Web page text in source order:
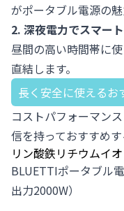
がポータブル電源の魅
2. 深夜電力でスマー
昼間の高い時間帯に
直結します。
長く安全に使えるお
コストパフォーマン
信を持っておすすめす
リン酸鉄リチウムイ
BLUETTIポータブル
出力2000W）